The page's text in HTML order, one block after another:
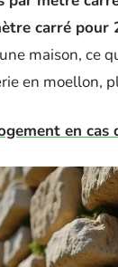
carré pour
maison, ce
en moellon,
en cas